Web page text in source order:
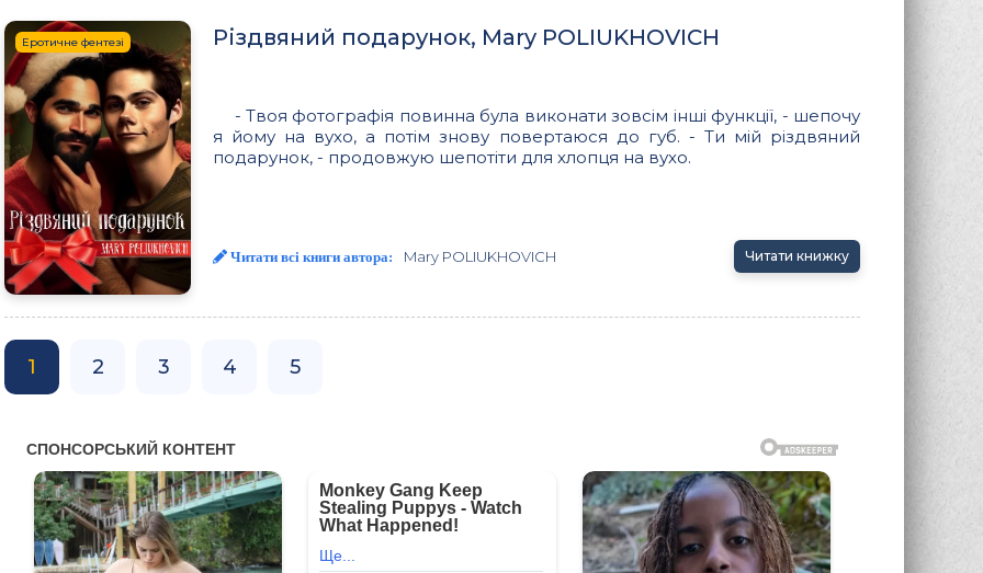
Еротичне фентезі Різдвяний подарунок, Mary POLIUKHOVICH
- Твоя фотографія повинна була виконати зовсім інші функції, - шепочу
я йому на вухо, а потім знову повертаюся до губ. - Ти мій різдвяний
подарунок, - продовжую шепотіти для хлопця на вухо.
Читати всі книги автора: Mary POLIUKHOVICH Читати книжку
1 2 3 4 5